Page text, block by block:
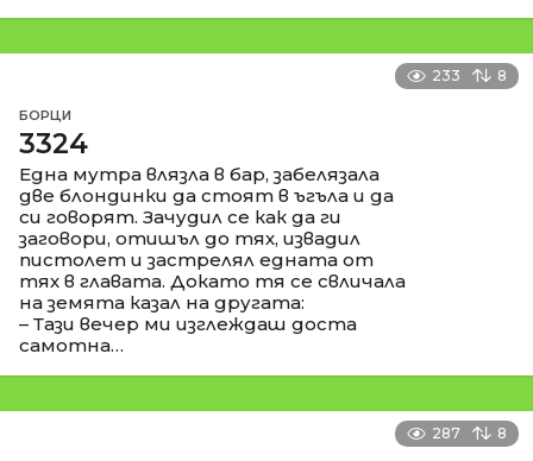
233 8
БОРЦИ
3324
Една мутра влязла в бар, забелязала
две блондинки да стоят в ъгъла и да
си говорят. Зачудил се как да ги
заговори, отишъл до тях, извадил
пистолет и застрелял едната от
тях в главата. Докато тя се свличала
на земята казал на другата:
– Тази вечер ми изглеждаш доста
самотна…
287 8